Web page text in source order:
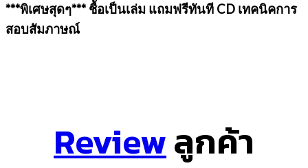
***พิเศษสุดๆ*** ชื้อเป็นเล่ม แถมฟรีทันที CD เทคนิคการ
สอบสัมภาษณ์
Reviewลูกค้า